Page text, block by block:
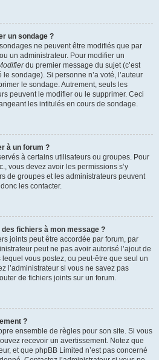
un sondage ?
ne peuvent être modifiés que par
un administrateur. Pour modifier un
du premier message du sujet (c’est
sondage). Si personne n’a voté, l’auteur
le sondage. Autrement, seuls les
peuvent le modifier ou le supprimer. Ceci
les intitulés en cours de sondage.
à un forum ?
à certains utilisateurs ou groupes. Pour
vous devez avoir les permissions s’y
de groupes et les administrateurs peuvent
les contacter.
fichiers à mon message ?
joints peut être accordée par forum, par
peut ne pas avoir autorisé l’ajout de
vous postez, ou peut-être que seul un
l’administrateur si vous ne savez pas
de fichiers joints sur un forum.
?
ensemble de règles pour son site. Si vous
recevoir un avertissement. Notez que
et que phpBB Limited n’est pas concerné